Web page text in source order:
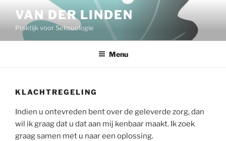
inhoud
VAN DER LINDEN
Praktijk voor Seksuologie
Menu
KLACHTREGELING
Indien u ontevreden bent over de geleverde zorg, dan
wil ik graag dat u dat aan mij kenbaar maakt. Ik zoek
graag samen met u naar een oplossing.